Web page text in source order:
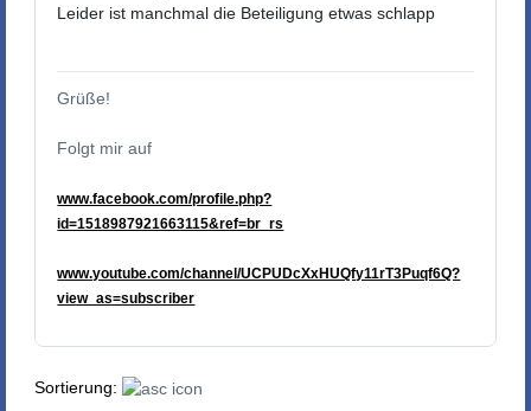
Leider ist manchmal die Beteiligung etwas schlapp
Grüße!
Folgt mir auf
www.facebook.com/profile.php?
id=1518987921663115&ref=br_rs
www.youtube.com/channel/UCPUDcXxHUQfy11rT3Puqf6Q?
view_as=subscriber
Sortierung: